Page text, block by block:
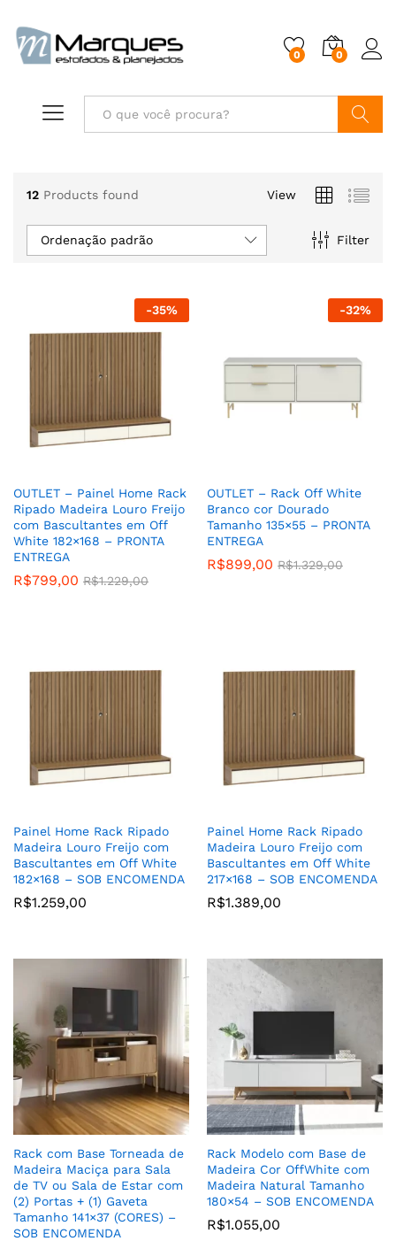
0 0
12 Products found View
Filter
Ordenação padrão
-35%
OUTLET – Painel Home Rack
Ripado Madeira Louro Freijo
com Bascultantes em Off
White 182×168 – PRONTA
ENTREGA
R$799,00 R$1.229,00
-32%
OUTLET – Rack Off White
Branco cor Dourado
Tamanho 135×55 – PRONTA
ENTREGA
R$899,00 R$1.329,00
Painel Home Rack Ripado
Madeira Louro Freijo com
Bascultantes em Off White
182×168 – SOB ENCOMENDA
R$1.259,00
Painel Home Rack Ripado
Madeira Louro Freijo com
Bascultantes em Off White
217×168 – SOB ENCOMENDA
R$1.389,00
Rack com Base Torneada de
Madeira Maciça para Sala
de TV ou Sala de Estar com
(2) Portas + (1) Gaveta
Tamanho 141×37 (CORES) –
SOB ENCOMENDA
Rack Modelo com Base de
Madeira Cor OffWhite com
Madeira Natural Tamanho
180×54 – SOB ENCOMENDA
R$1.055,00